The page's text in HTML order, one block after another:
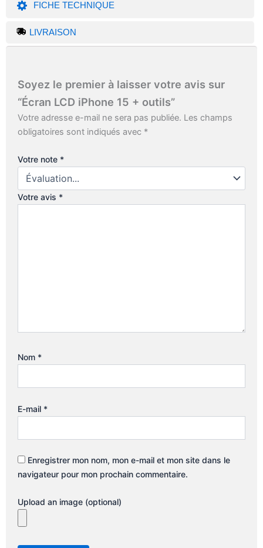
FICHE TECHNIQUE
LIVRAISON
Soyez le premier à laisser votre avis sur
“Écran LCD iPhone 15 + outils”
Votre adresse e-mail ne sera pas publiée. Les champs
obligatoires sont indiqués avec *
Votre note *
Votre avis *
Nom *
E-mail *
Enregistrer mon nom, mon e-mail et mon site dans le
navigateur pour mon prochain commentaire.
Upload an image (optional)